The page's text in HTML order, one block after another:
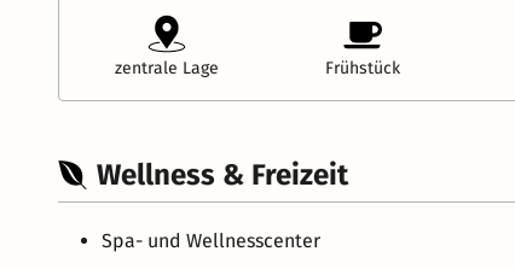
zentrale Lage Frühstück
Wellness & Freizeit
Spa- und Wellnesscenter